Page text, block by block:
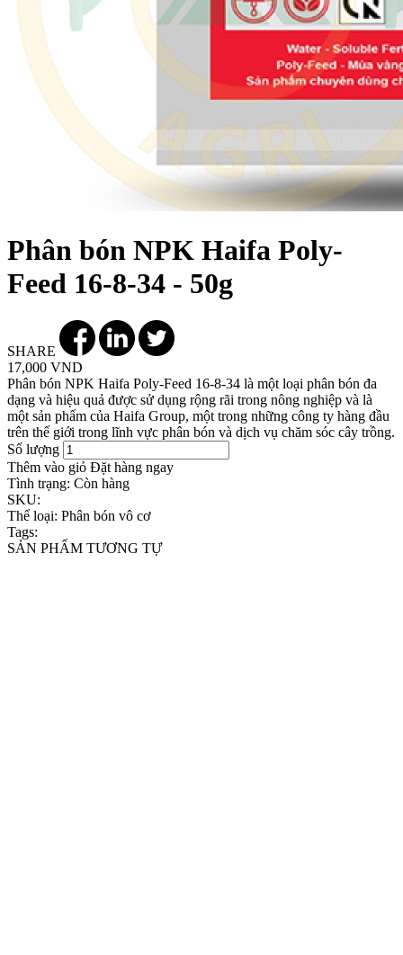
Phân bón NPK Haifa Poly-
Feed 16-8-34 - 50g
SHARE
17,000 VND
Phân bón NPK Haifa Poly-Feed 16-8-34 là một loại phân bón đa
dạng và hiệu quả được sử dụng rộng rãi trong nông nghiệp và là
một sản phẩm của Haifa Group, một trong những công ty hàng đầu
trên thế giới trong lĩnh vực phân bón và dịch vụ chăm sóc cây trồng.
Số lượng
Thêm vào giỏ Đặt hàng ngay
Tình trạng: Còn hàng
SKU:
Thể loại: Phân bón vô cơ
Tags:
SẢN PHẨM TƯƠNG TỰ